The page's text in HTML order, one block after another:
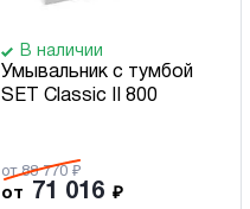
В наличии
Умывальник с тумбой
SET Classic II 800
от 88 770 ₽
от 71 016 ₽